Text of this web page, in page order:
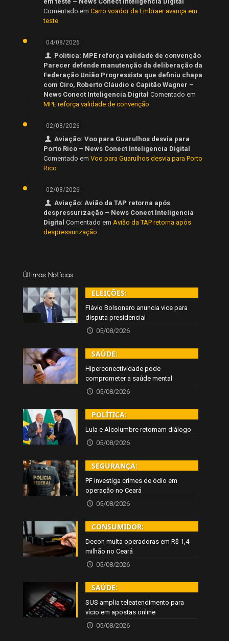
Comentado em Carro voador da Embraer avança em
teste
04/08/2026
Política: MPE reforça validade de convenção
Parecer defende manutenção da deliberação da
Federação União Progressista que definiu chapa
com Ciro, Roberto Cláudio e Capitão Wagner –
News Conect Inteligencia Digital Comentado em
MPE reforça validade de convenção
02/08/2026
Aviação: Voo para Guarulhos desvia para
Porto Rico – News Conect Inteligencia Digital
Comentado em Voo para Guarulhos desvia para Porto
Rico
02/08/2026
Aviação: Avião da TAP retorna após
despressurização – News Conect Inteligencia
Digital Comentado em Avião da TAP retorna após
despressurização
Últimas Notícias
ELEIÇÕES:
Flávio Bolsonaro anuncia vice para
disputa presidencial
05/08/2026
SAÚDE:
Hiperconectividade pode
comprometer a saúde mental
05/08/2026
POLÍTICA:
Lula e Alcolumbre retomam diálogo
05/08/2026
SEGURANÇA:
PF investiga crimes de ódio em
operação no Ceará
05/08/2026
CONSUMIDOR:
Decon multa operadoras em R$ 1,4
milhão no Ceará
05/08/2026
SAÚDE:
SUS amplia teleatendimento para
vício em apostas online
05/08/2026